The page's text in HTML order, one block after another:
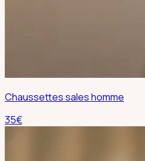
Chaussettes sales homme
35€